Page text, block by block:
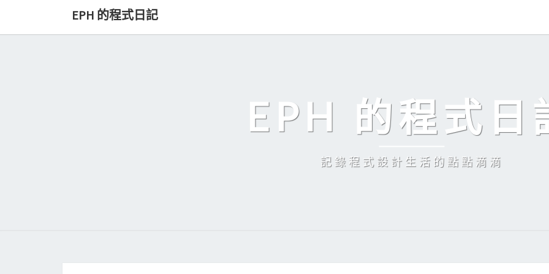
EPH 的程式日記
EPH 的程式日
記錄程式設計生活的點點滴滴